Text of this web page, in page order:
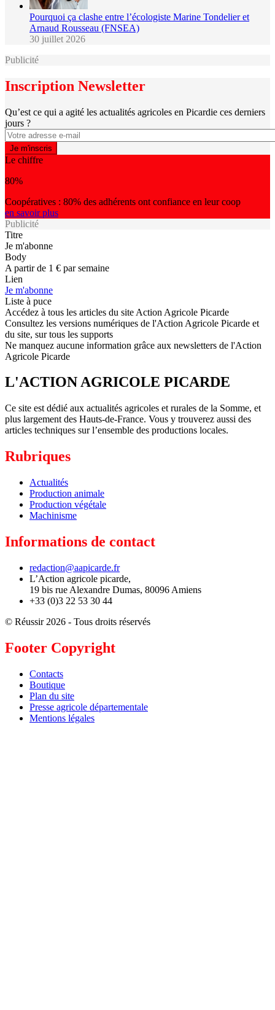
Pourquoi ça clashe entre l’écologiste Marine Tondelier et
Arnaud Rousseau (FNSEA)
30 juillet 2026
Publicité
Inscription Newsletter
Qu’est ce qui a agité les actualités agricoles en Picardie ces derniers
jours ?
Le chiffre
80%
Coopératives : 80% des adhérents ont confiance en leur coop
en savoir plus
Publicité
Titre
Je m'abonne
Body
A partir de 1 € par semaine
Lien
Je m'abonne
Liste à puce
Accédez à tous les articles du site Action Agricole Picarde
Consultez les versions numériques de l'Action Agricole Picarde et
du site, sur tous les supports
Ne manquez aucune information grâce aux newsletters de l'Action
Agricole Picarde
L'ACTION AGRICOLE PICARDE
Ce site est dédié aux actualités agricoles et rurales de la Somme, et
plus largement des Hauts-de-France. Vous y trouverez aussi des
articles techniques sur l’ensemble des productions locales.
Rubriques
Actualités
Production animale
Production végétale
Machinisme
Informations de contact
redaction@aapicarde.fr
L’Action agricole picarde,
19 bis rue Alexandre Dumas, 80096 Amiens
+33 (0)3 22 53 30 44
© Réussir 2026 - Tous droits réservés
Footer Copyright
Contacts
Boutique
Plan du site
Presse agricole départementale
Mentions légales